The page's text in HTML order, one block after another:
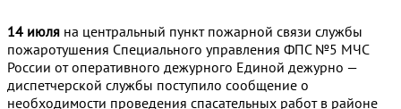
14 июля на центральный пункт пожарной связи службы
пожаротушения Специального управления ФПС №5 МЧС
России от оперативного дежурного Единой дежурно —
диспетчерской службы поступило сообщение о
необходимости проведения спасательных работ в районе